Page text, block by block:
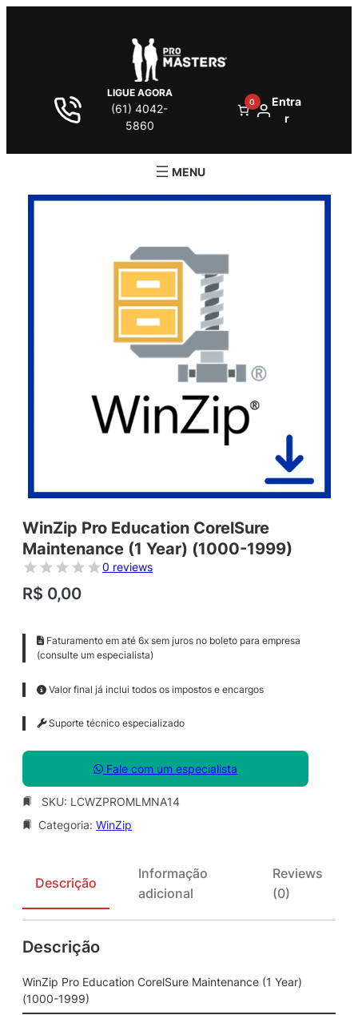
LIGUE AGORA
(61) 4042-
5860
0
Entra
r
WinZip Pro Education CorelSure
Maintenance (1 Year) (1000-1999)
0 reviews
R$ 0,00
Faturamento em até 6x sem juros no boleto para empresa
(consulte um especialista)
Valor final já inclui todos os impostos e encargos
Suporte técnico especializado
Fale com um especialista
SKU: LCWZPROMLMNA14
Categoria: WinZip
Descrição
Informação
adicional
Reviews
(0)
Descrição
WinZip Pro Education CorelSure Maintenance (1 Year)
(1000-1999)